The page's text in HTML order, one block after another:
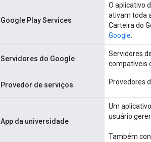
Google Play Services
O aplicativo
ativam toda
Carteira do
Google
Servidores do Google
Servidores
compatíveis
Provedor de serviços Provedores
App da universidade
Um
usuário
Também